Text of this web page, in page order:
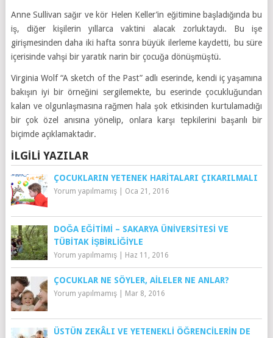
Anne Sullivan sağır ve kör Helen Keller’in eğitimine başladığında bu
iş, diğer kişilerin yıllarca vaktini alacak zorluktaydı. Bu işe
girişmesinden daha iki hafta sonra büyük ilerleme kaydetti, bu süre
içerisinde vahşi bir yaratık narin bir çocuğa dönüşmüştü.
Virginia Wolf “A sketch of the Past” adlı eserinde, kendi iç yaşamına
bakışın iyi bir örneğini sergilemekte, bu eserinde çocukluğundan
kalan ve olgunlaşmasına rağmen hala şok etkisinden kurtulamadığı
bir çok özel anısına yönelip, onlara karşı tepkilerini başarılı bir
biçimde açıklamaktadır.
İLGILI YAZILAR
ÇOCUKLARIN YETENEK HARITALARI ÇIKARILMALI
Yorum yapılmamış| Oca 21, 2016
DOĞA EĞITIMI – SAKARYA ÜNIVERSITESI VE
TÜBITAK İŞBIRLIĞIYLE
Yorum yapılmamış| Haz 11, 2016
ÇOCUKLAR NE SÖYLER, AILELER NE ANLAR?
Yorum yapılmamış| Mar 8, 2016
ÜSTÜN ZEKÂLI VE YETENEKLI ÖĞRENCILERIN DE